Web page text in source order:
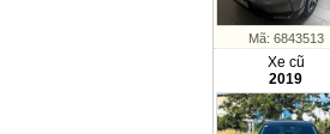
Mã: 6843513
Xe cũ
2019